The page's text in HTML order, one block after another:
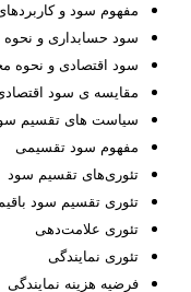
مفهوم سود و
سود حسابداری و
سود اقتصادی و نحوه
مقایسه ی سود
سیاست های تقسیم
مفهوم سود تقسیمی
تئوری‌های تقسیم سود
تئوری تقسیم سود
تئوری علامت‌دهی
تئوری نمایندگی
فرضیه هزینه نمایندگی